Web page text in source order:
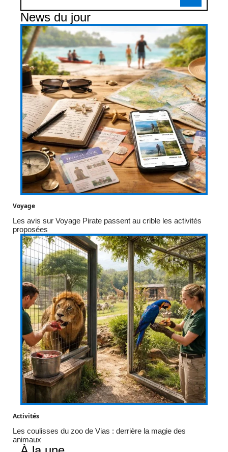
News du jour
Voyage
Les avis sur Voyage Pirate passent au crible les activités
proposées
Activités
Les coulisses du zoo de Vias : derrière la magie des
animaux